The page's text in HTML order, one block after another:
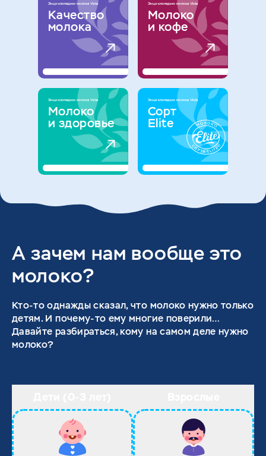
Энциклопедию молока Viola
Качество
молока
Энциклопедию молока Viola
Молоко
и кофе
Энциклопедию молока Viola
Молоко
и здоровье
Энциклопедию молока Viola
Сорт
Elite
А зачем нам вообще это
молоко?
Кто-то однажды сказал, что молоко нужно только
детям. И почему-то ему многие поверили…
Давайте разбираться, кому на самом деле нужно
молоко?